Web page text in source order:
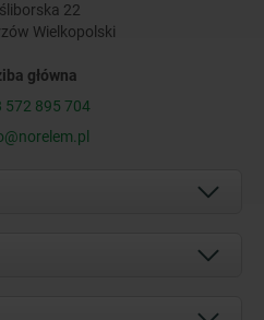
22
Wielkopolski
główna
572 895 704